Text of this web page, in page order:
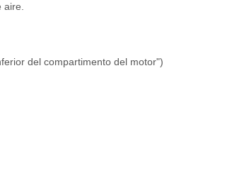
del compartimento del motor")